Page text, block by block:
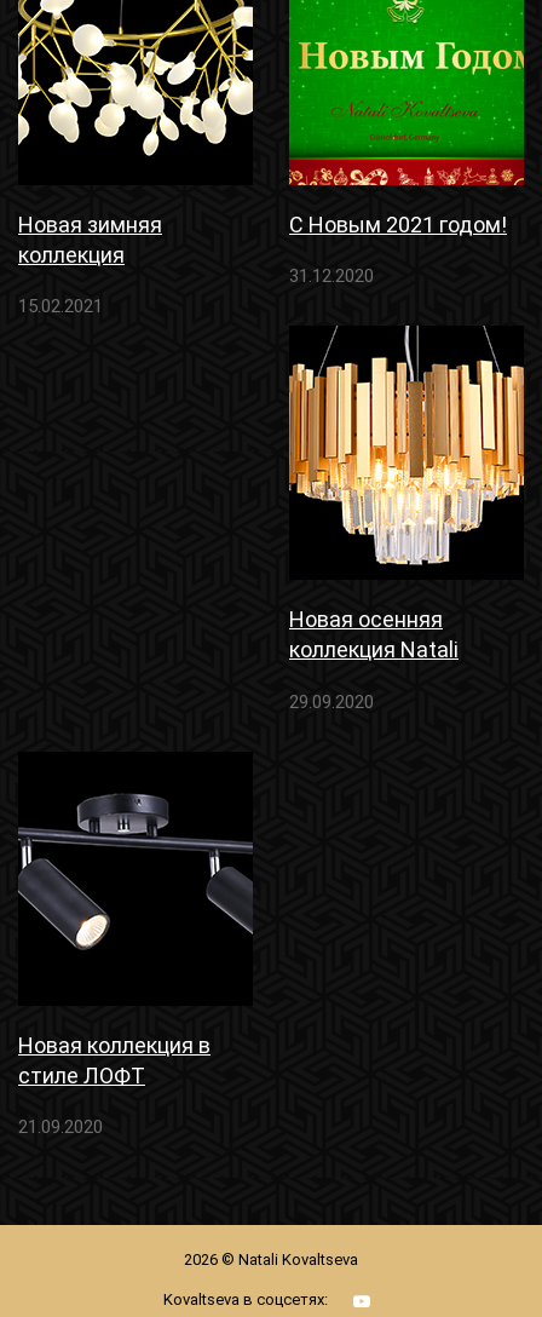
Новая зимняя
коллекция
15.02.2021
С Новым 2021 годом!
31.12.2020
Новая осенняя
коллекция Natali
29.09.2020
Новая коллекция в
стиле ЛОФТ
21.09.2020
2026 © Natali Kovaltseva
Kovaltseva в соцсетях: